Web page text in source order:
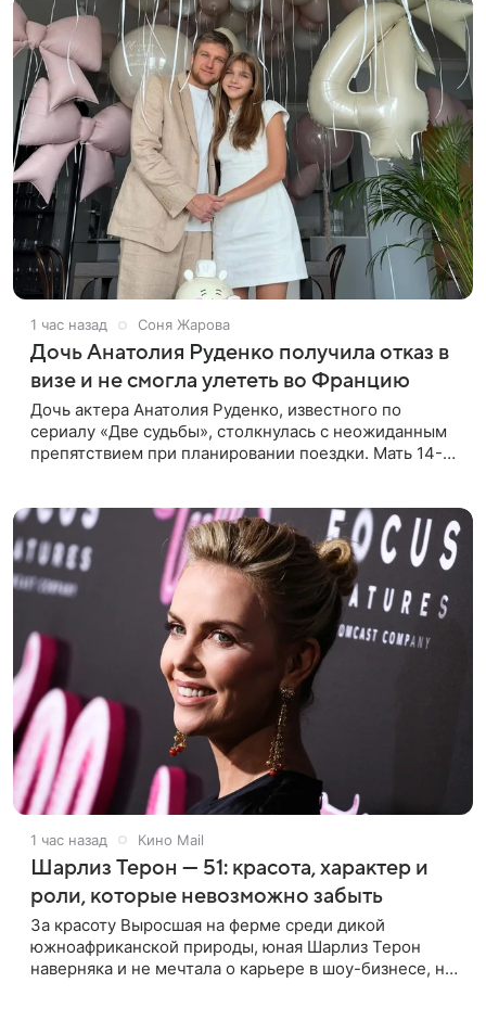
1 час назад Соня Жарова
Дочь Анатолия Руденко получила отказ в
визе и не смогла улететь во Францию
Дочь актера Анатолия Руденко, известного по
сериалу «Две судьбы», столкнулась с неожиданным
препятствием при планировании поездки. Мать 14-
1 час назад Кино Mail
Шарлиз Терон — 51: красота, характер и
роли, которые невозможно забыть
За красоту Выросшая на ферме среди дикой
южноафриканской природы, юная Шарлиз Терон
наверняка и не мечтала о карьере в шоу-бизнесе, но